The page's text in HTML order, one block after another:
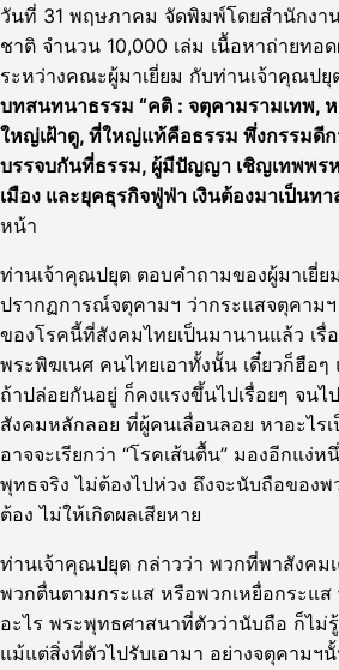
วันที่ 31 พฤษภาคม จัดพิมพ์โดยสำนักงา
ชาติ จำนวน 10,000 เล่ม เนื้อหาถ่ายทอ
ระหว่างคณะผู้มาเยี่ยม กับท่านเจ้าคุณป
บทสนทนาธรรม “คติ : จตุคามรามเทพ,
ใหญ่เฝ้าดู, ที่ใหญ่แท้คือธรรม พึ่งกรรมดีก
บรรจบกันที่ธรรม, ผู้มีปัญญา เชิญเทพพ
เมือง และยุคธุรกิจฟู่ฟ่า เงินต้องมาเป็นท
หน้า
ท่านเจ้าคุณปยุต ตอบคำถามของผู้มาเยี่ย
ปรากฏการณ์จตุคามฯ ว่ากระแสจตุคามฯ
ของโรคนี้ที่สังคมไทยเป็นมานานแล้ว เรื่
พระพิฆเนศ คนไทยเอาทั้งนั้น เดี๋ยวก็ฮือ
ถ้าปล่อยกันอยู่ ก็คงแรงขึ้นไปเรื่อยๆ จนไ
สังคมหลักลอย ที่ผู้คนเลื่อนลอย หาอะไร
อาจจะเรียกว่า “โรคเส้นตื้น” มองอีกแง่ห
พุทธจริง ไม่ต้องไปห่วง ถึงจะนับถือของ
ต้อง ไม่ให้เกิดผลเสียหาย
ท่านเจ้าคุณปยุต กล่าวว่า พวกที่พาสังคม
พวกตื่นตามกระแส หรือพวกเหยื่อกระแ
อะไร พระพุทธศาสนาที่ตัวว่านับถือ ก็ไม่
แม้แต่สิ่งที่ตัวไปรับเอามา อย่างจตุคามฯ